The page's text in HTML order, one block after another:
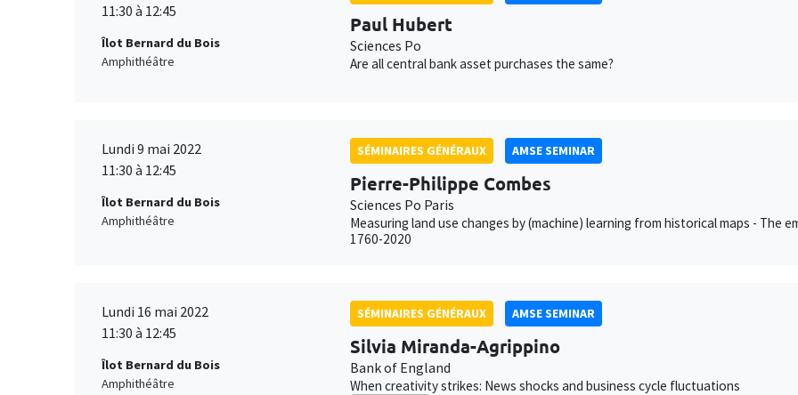
11:30 à 12:45
Îlot Bernard du Bois
Amphithéâtre
Paul Hubert
Sciences Po
Are all central bank asset purchases the same?
Lundi 9 mai 2022
11:30 à 12:45
Îlot Bernard du Bois
Amphithéâtre
SÉMINAIRES GÉNÉRAUX AMSE SEMINAR
Pierre-Philippe Combes
Sciences Po Paris
Measuring land use changes by (machine) learning from historical maps - The
1760-2020
Lundi 16 mai 2022
11:30 à 12:45
Îlot Bernard du Bois
Amphithéâtre
SÉMINAIRES GÉNÉRAUX AMSE SEMINAR
Silvia Miranda-Agrippino
Bank of England
When creativity strikes: News shocks and business cycle fluctuations